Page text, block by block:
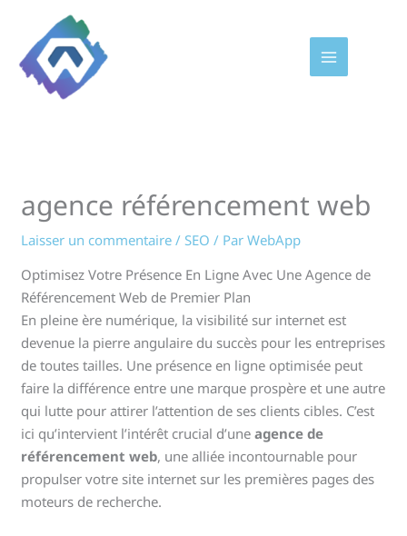
contenu
agence référencement web
Laisser un commentaire / SEO / ParWebApp
Optimisez Votre Présence En Ligne Avec Une Agence de
Référencement Web de Premier Plan
En pleine ère numérique, la visibilité sur internet est
devenue la pierre angulaire du succès pour les entreprises
de toutes tailles. Une présence en ligne optimisée peut
faire la différence entre une marque prospère et une autre
qui lutte pour attirer l’attention de ses clients cibles. C’est
ici qu’intervient l’intérêt crucial d’uneagence de
référencement web, une alliée incontournable pour
propulser votre site internet sur les premières pages des
moteurs de recherche.